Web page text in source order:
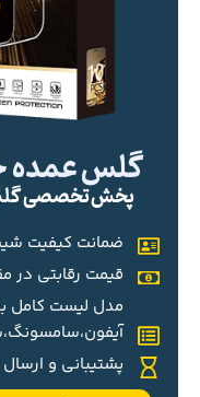
گلس عمده
پخش تخصصی
ضمانت کیفیت
قیمت رقابتی در
مدل لیست کامل
پشتیبانی و